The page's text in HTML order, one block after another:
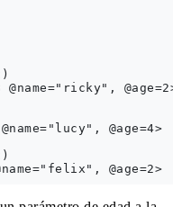
@age=2>
@age=4>